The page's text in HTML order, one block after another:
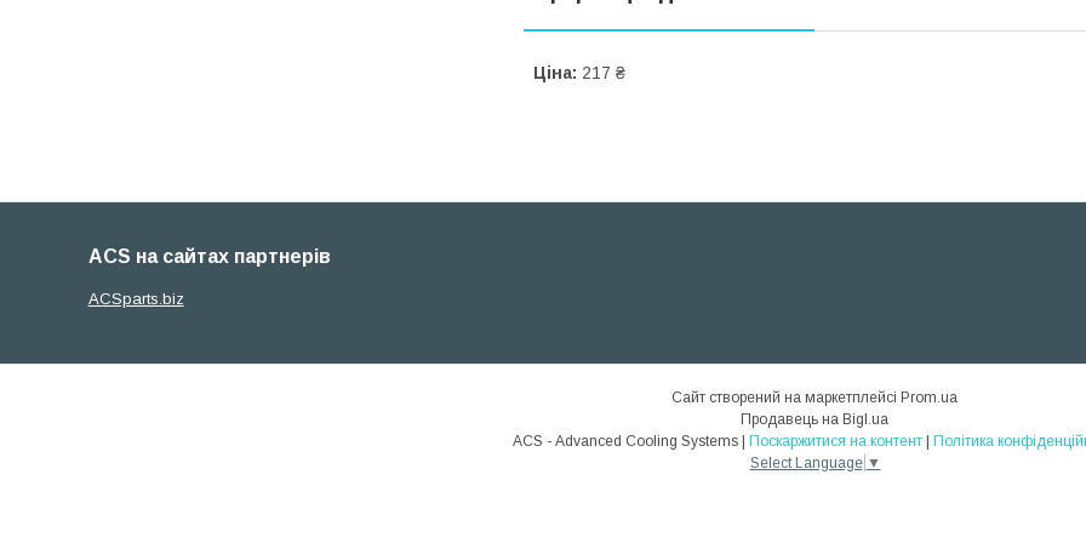
Ціна: 217 ₴
ACS на сайтах партнерів
ACSparts.biz
Сайт створений на маркетплейсі Prom.ua
Продавець на Bigl.ua
ACS - Advanced Cooling Systems | Поскаржитися на контент | Політика
Select Language ▼